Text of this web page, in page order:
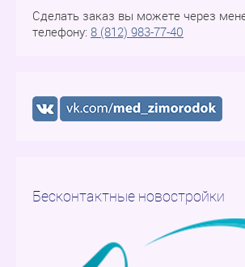
Сделать заказ вы можете через
телефону: 8 (812) 983-77-40
Бесконтактные новостройки